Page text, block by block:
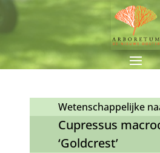
Wetenschappelijke
Cupressus
‘Goldcrest’